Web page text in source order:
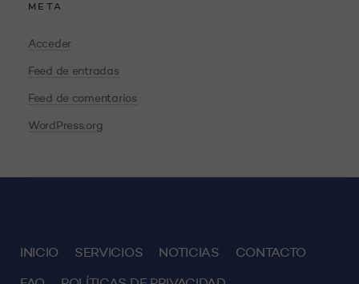
META
Acceder
Feed de entradas
Feed de comentarios
WordPress.org
INICIO SERVICIOS NOTICIAS CONTACTO